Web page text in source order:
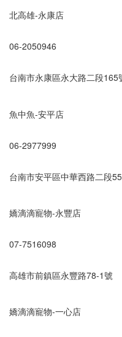
北高雄-永康店
06-2050946
台南市永康區永大路二段165
魚中魚-安平店
06-2977999
台南市安平區中華西路二段
嬌滴滴寵物-永豐店
07-7516098
高雄市前鎮區永豐路78-1號
嬌滴滴寵物-一心店